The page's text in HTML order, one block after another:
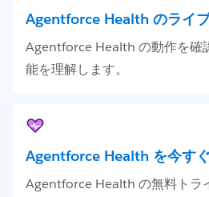
Agentforce Health のライ
Agentforce Health の動作を確
能を理解します。
Agentforce Health を今す
Agentforce Health の無料トラ